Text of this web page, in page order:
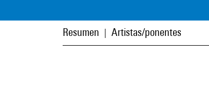
Resumen Artistas/ponentes